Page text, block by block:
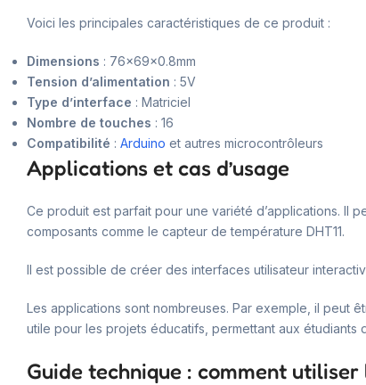
Voici les principales caractéristiques de ce produit :
Dimensions : 76x69x0.8mm
Tension d’alimentation : 5V
Type d’interface : Matriciel
Nombre de touches : 16
Compatibilité : Arduino et autres microcontrôleurs
Applications et cas d’usage
Ce produit est parfait pour une variété d’applications. Il
composants comme le capteur de température DHT11.
Il est possible de créer des interfaces utilisateur
Les applications sont nombreuses. Par exemple, il peut
utile pour les projets éducatifs, permettant aux étudiants
Guide technique : comment